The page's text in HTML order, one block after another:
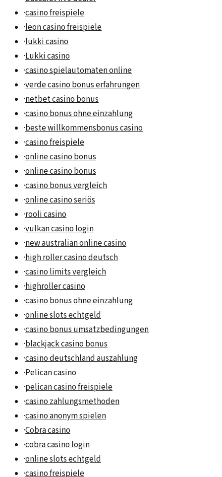
·casino freispiele
·leon casino freispiele
·lukki casino
·Lukki casino
·casino spielautomaten online
·verde casino bonus erfahrungen
·netbet casino bonus
·casino bonus ohne einzahlung
·beste willkommensbonus casino
·casino freispiele
·online casino bonus
·online casino bonus
·casino bonus vergleich
·online casino seriös
·rooli casino
·vulkan casino login
·new australian online casino
·high roller casino deutsch
·casino limits vergleich
·highroller casino
·casino bonus ohne einzahlung
·online slots echtgeld
·casino bonus umsatzbedingungen
·blackjack casino bonus
·casino deutschland auszahlung
·Pelican casino
·pelican casino freispiele
·casino zahlungsmethoden
·casino anonym spielen
·Cobra casino
·cobra casino login
·online slots echtgeld
·casino freispiele